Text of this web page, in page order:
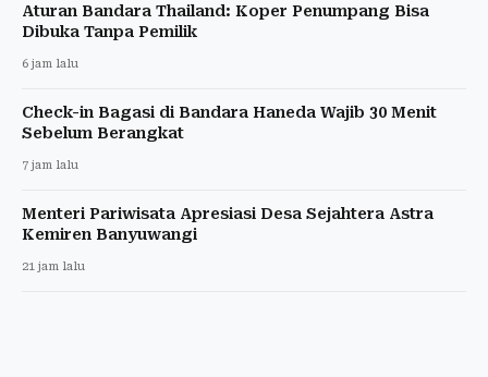
Aturan Bandara Thailand: Koper Penumpang Bisa
Dibuka Tanpa Pemilik
6 jam lalu
Check-in Bagasi di Bandara Haneda Wajib 30 Menit
Sebelum Berangkat
7 jam lalu
Menteri Pariwisata Apresiasi Desa Sejahtera Astra
Kemiren Banyuwangi
21 jam lalu